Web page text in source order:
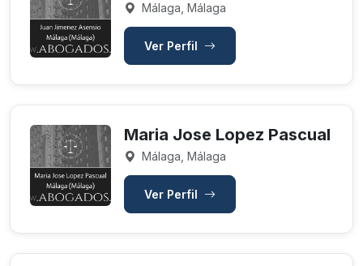
Málaga, Málaga
Ver Perfil
Maria Jose Lopez Pascual
Málaga, Málaga
Ver Perfil